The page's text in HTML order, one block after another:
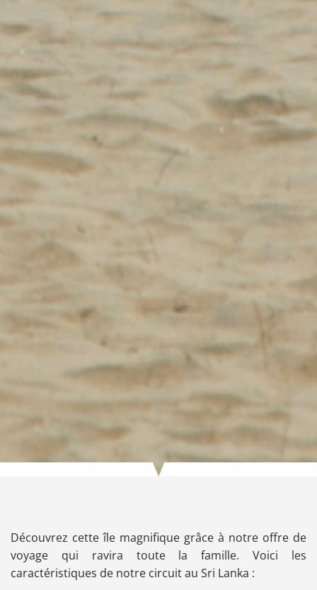
Découvrez cette île magnifique grâce à notre offre de
voyage qui ravira toute la famille. Voici les
caractéristiques de notre circuit au Sri Lanka :